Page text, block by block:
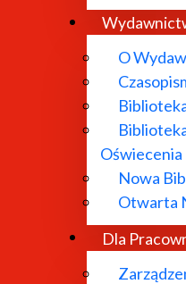
O
Oświecenia
Nowa
Otwarta
Dla